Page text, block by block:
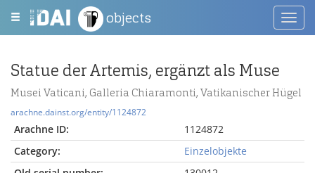
objects
Statue der Artemis, ergänzt als Muse
Musei Vaticani, Galleria Chiaramonti, Vatikanischer Hügel
arachne.dainst.org/entity/1124872
Arachne ID:
1124872
Category:
Einzelobjekte